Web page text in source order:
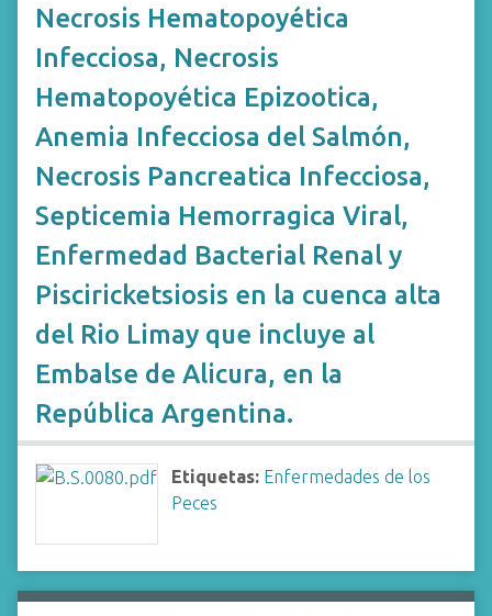
Necrosis Hematopoyética
Infecciosa, Necrosis
Hematopoyética Epizootica,
Anemia Infecciosa del Salmón,
Necrosis Pancreatica Infecciosa,
Septicemia Hemorragica Viral,
Enfermedad Bacterial Renal y
Pisciricketsiosis en la cuenca alta
del Rio Limay que incluye al
Embalse de Alicura, en la
República Argentina.
Etiquetas: Enfermedades de los
Peces